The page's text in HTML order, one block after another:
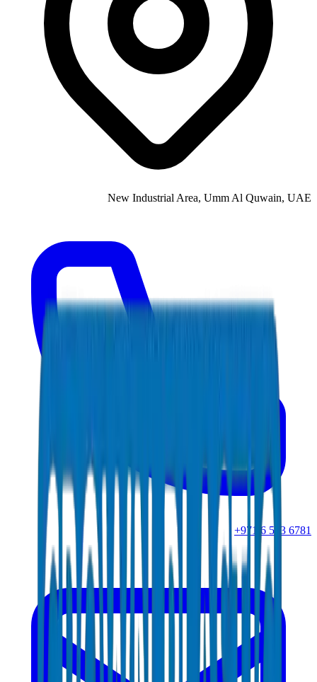
New Industrial Area, Umm Al Quwain, UAE
+971 6 543 6781